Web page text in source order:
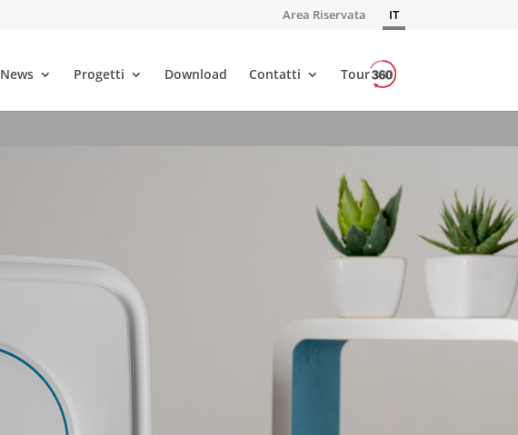
Area Riservata IT
News Progetti Download Contatti Tour